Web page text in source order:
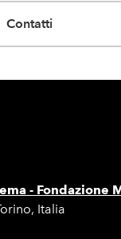
Contatti
- Fondazione
Italia